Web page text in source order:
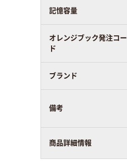
記憶容量
オレンジブック発注コー
ド
ブランド
備考
商品詳細情報